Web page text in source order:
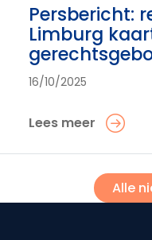
Persbericht:
Limburg
16/10/2025
Lees meer
Alle